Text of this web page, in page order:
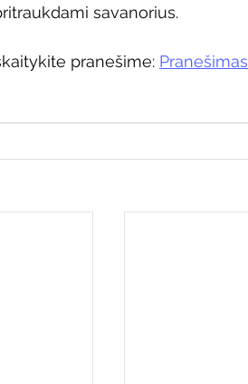
savanorius.
pranešime: Pranešimas